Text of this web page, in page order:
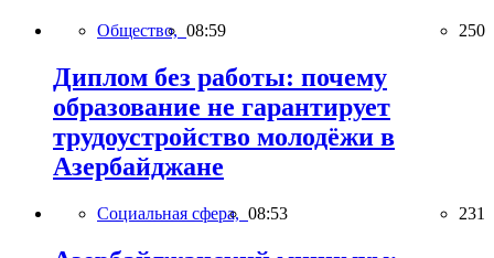
Общество, 08:59 250
Диплом без работы: почему
образование не гарантирует
трудоустройство молодёжи в
Азербайджане
Социальная сфера, 08:53 231